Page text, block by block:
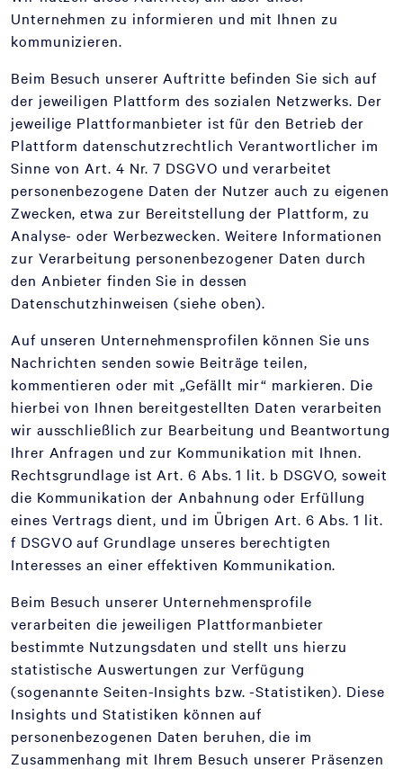
Unternehmen zu informieren und mit Ihnen zu
kommunizieren.
Beim Besuch unserer Auftritte befinden Sie sich auf
der jeweiligen Plattform des sozialen Netzwerks. Der
jeweilige Plattformanbieter ist für den Betrieb der
Plattform datenschutzrechtlich Verantwortlicher im
Sinne von Art. 4 Nr. 7 DSGVO und verarbeitet
personenbezogene Daten der Nutzer auch zu eigenen
Zwecken, etwa zur Bereitstellung der Plattform, zu
Analyse- oder Werbezwecken. Weitere Informationen
zur Verarbeitung personenbezogener Daten durch
den Anbieter finden Sie in dessen
Datenschutzhinweisen (siehe oben).
Auf unseren Unternehmensprofilen können Sie uns
Nachrichten senden sowie Beiträge teilen,
kommentieren oder mit „Gefällt mir“ markieren. Die
hierbei von Ihnen bereitgestellten Daten verarbeiten
wir ausschließlich zur Bearbeitung und Beantwortung
Ihrer Anfragen und zur Kommunikation mit Ihnen.
Rechtsgrundlage ist Art. 6 Abs. 1 lit. b DSGVO, soweit
die Kommunikation der Anbahnung oder Erfüllung
eines Vertrags dient, und im Übrigen Art. 6 Abs. 1 lit.
f DSGVO auf Grundlage unseres berechtigten
Interesses an einer effektiven Kommunikation.
Beim Besuch unserer Unternehmensprofile
verarbeiten die jeweiligen Plattformanbieter
bestimmte Nutzungsdaten und stellt uns hierzu
statistische Auswertungen zur Verfügung
(sogenannte Seiten-Insights bzw. -Statistiken). Diese
Insights und Statistiken können auf
personenbezogenen Daten beruhen, die im
Zusammenhang mit Ihrem Besuch unserer Präsenzen